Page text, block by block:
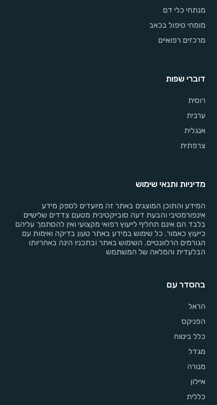
מנתחי כלי דם
מומחי טיפול בכאב
מרכזים רפואיים
דוברי שפות
רוסית
ערבית
אנגלית
צרפתית
מדיניות ותנאי שימוש
המידע והתוכן המוצגים באתר זה מיועדים לספק מידע
אינפורמטיבי והבעת דעה סובייקטיבית מטעם צדדים שלישיים
בלבד הם אינם תחליף לייעוץ רפואי מקצועי ואין להסתמך עליהם
כייעוץ כאמור. כל שימוש במידע באתר טעון בדיקה ואימות עם
הגורמים הרלוונטיים. השימוש באתר ובתכניו הינה באחריותו
הבלעדית והמלאה של המשתמש
בהסדר עם
הראל
הפניקס
כלל ביטוח
מגדל
מנורה
איילון
כללית